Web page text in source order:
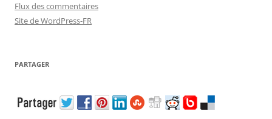
Flux des commentaires
Site de WordPress-FR
PARTAGER